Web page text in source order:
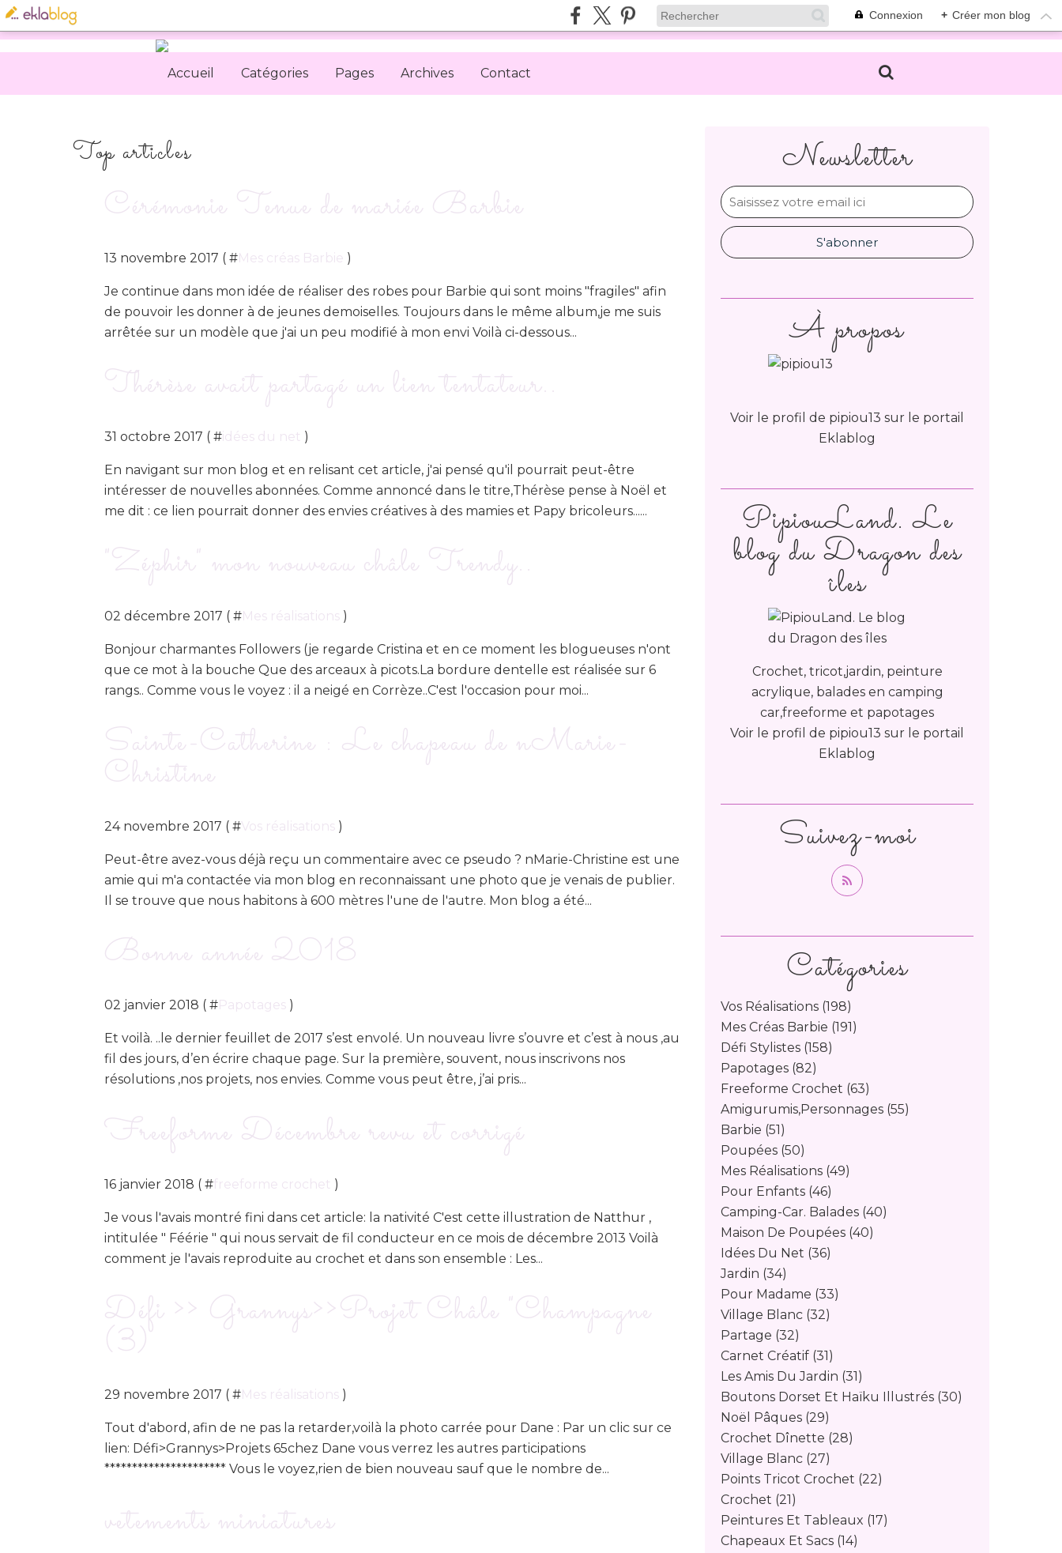
Connexion + Créer mon blog
Accueil Catégories Pages Archives Contact
Top articles
Cérémonie Tenue de mariée Barbie
13 novembre 2017 ( #Mes créas Barbie )
Je continue dans mon idée de réaliser des robes pour Barbie qui sont moins "fragiles" afin
de pouvoir les donner à de jeunes demoiselles. Toujours dans le même album,je me suis
arrêtée sur un modèle que j'ai un peu modifié à mon envi Voilà ci-dessous...
Thérèse avait partagé un lien tentateur..
31 octobre 2017 ( #idées du net )
En navigant sur mon blog et en relisant cet article, j'ai pensé qu'il pourrait peut-être
intéresser de nouvelles abonnées. Comme annoncé dans le titre,Thérèse pense à Noël et
me dit : ce lien pourrait donner des envies créatives à des mamies et Papy bricoleurs......
"Zéphir" mon nouveau châle Trendy..
02 décembre 2017 ( #Mes réalisations )
Bonjour charmantes Followers (je regarde Cristina et en ce moment les blogueuses n'ont
que ce mot à la bouche Que des arceaux à picots.La bordure dentelle est réalisée sur 6
rangs.. Comme vous le voyez : il a neigé en Corrèze..C'est l'occasion pour moi...
Sainte-Catherine : Le chapeau de nMarie-
Christine
24 novembre 2017 ( #Vos réalisations )
Peut-être avez-vous déjà reçu un commentaire avec ce pseudo ? nMarie-Christine est une
amie qui m'a contactée via mon blog en reconnaissant une photo que je venais de publier.
Il se trouve que nous habitons à 600 mètres l'une de l'autre. Mon blog a été...
Bonne année 2018
02 janvier 2018 ( #Papotages )
Et voilà. ..le dernier feuillet de 2017 s’est envolé. Un nouveau livre s’ouvre et c’est à nous ,au
fil des jours, d’en écrire chaque page. Sur la première, souvent, nous inscrivons nos
résolutions ,nos projets, nos envies. Comme vous peut être, j’ai pris...
Freeforme Décembre revu et corrigé
16 janvier 2018 ( #freeforme crochet )
Je vous l'avais montré fini dans cet article: la nativité C'est cette illustration de Natthur ,
intitulée " Féérie " qui nous servait de fil conducteur en ce mois de décembre 2013 Voilà
comment je l'avais reproduite au crochet et dans son ensemble : Les...
Défi >> Grannys>>Projet Châle "Champagne
(3)
29 novembre 2017 ( #Mes réalisations )
Tout d'abord, afin de ne pas la retarder,voilà la photo carrée pour Dane : Par un clic sur ce
lien: Défi>Grannys>Projets 65chez Dane vous verrez les autres participations
********************** Vous le voyez,rien de bien nouveau sauf que le nombre de...
vetements miniatures
Newsletter
Catégories
Vos Réalisations (198)
Mes Créas Barbie (191)
Défi Stylistes (158)
Papotages (82)
Freeforme Crochet (63)
Amigurumis,personnages (55)
Barbie (51)
Poupées (50)
Mes Réalisations (49)
Pour Enfants (46)
Camping-Car. Balades (40)
Maison De Poupées (40)
Idées Du Net (36)
Jardin (34)
Pour Madame (33)
Village Blanc (32)
Partage (32)
Carnet Créatif (31)
Les Amis Du Jardin (31)
Boutons Dorset Et Haïku Illustrés (30)
Noël Pâques (29)
Crochet Dînette (28)
Village Blanc (27)
Points Tricot Crochet (22)
Crochet (21)
Peintures Et Tableaux (17)
Chapeaux Et Sacs (14)
PipiouLand. Le
blog du Dragon des
îles
Crochet, tricot,jardin, peinture
acrylique, balades en camping
car,freeforme et papotages
Voir le profil de pipiou13 sur le portail
Eklablog
Suivez-moi
À propos
Voir le profil de pipiou13 sur le portail
Eklablog